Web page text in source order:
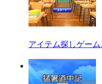
アイテム探しゲーム